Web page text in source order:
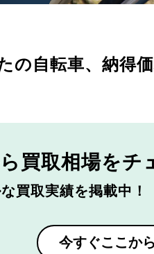
の自転車、 納得
買取相場をチ
買取実績を掲載中！
今すぐここか